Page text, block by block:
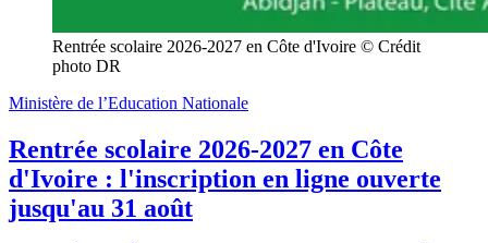
Rentrée scolaire 2026-2027 en Côte d'Ivoire © Crédit
photo DR
Ministère de l’Education Nationale
Rentrée scolaire 2026-2027 en Côte
d'Ivoire : l'inscription en ligne ouverte
jusqu'au 31 août